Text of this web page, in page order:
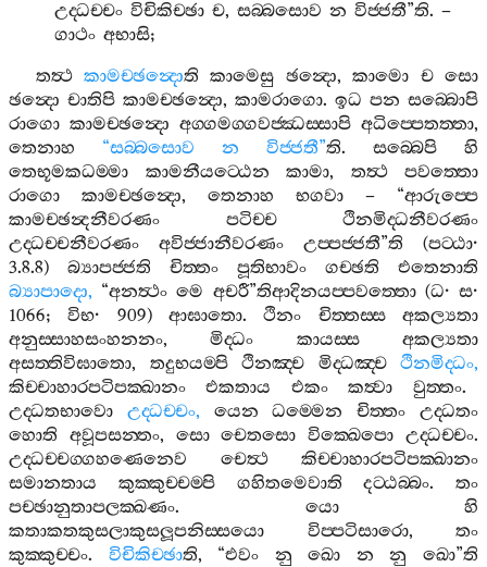
උද‍්ධච‍්චං විචිකිච‍්ඡා ච,සබ‍්බසොව න විජ‍්ජතී”ති. –
ගාථං අභාසි;
තත්‍ථ කාමච‍්ඡන්‍දොති කාමෙසු ඡන්‍දො,කාමො ච සො
ඡන්‍දො චාතිපි කාමච‍්ඡන්‍දො, කාමරාගො. ඉධ පන සබ‍්බොපි
රාගො කාමච‍්ඡන්‍දො අග‍්ගමග‍්ගවජ‍්ඣස‍්සාපි අධිප‍්පෙතත‍්තා,
තෙනාහ
“සබ‍්බසොව න විජ‍්ජතී”ති. සබ‍්බෙපි
හි
තෙභූමකධම‍්මා
කාමනීයට‍්ඨෙන කාමා, තත්‍ථ
පවත‍්තො
රාගො
කාමච‍්ඡන්‍දො, තෙනාහ භගවා – “ආරුප‍්පෙ
කාමච‍්ඡන්‍දනීවරණං
පටිච‍්ච
ථිනමිද‍්ධනීවරණං
උද‍්ධච‍්චනීවරණං
අවිජ‍්ජානීවරණං උප‍්පජ‍්ජතී”ති (පට‍්ඨා·
3.8.8) බ්‍යාපජ‍්ජති චිත‍්තං පූතිභාවං ගච‍්ඡති
එතෙනාති
බ්‍යාපාදො, “අනත්‍ථං මෙ අචරී”තිආදිනයප‍්පවත‍්තො(ධ·ස·
1066;විභ· 909)ආඝාතො.ථිනං චිත‍්තස‍්ස
අකල්‍යතා
අනුස‍්සාහසංහනනං,මිද‍්ධං කායස‍්ස
අකල්‍යතා
අසත‍්තිවිඝාතො, තදුභයම‍්පි ථිනඤ‍්ච මිද‍්ධඤ‍්ච ථිනමිද‍්ධං,
කිච‍්චාහාරපටිපක‍්ඛානං
එකතාය එකං කත්‍වා වුත‍්තං.
උද‍්ධතභාවො
උද‍්ධච‍්චං, යෙන ධම‍්මෙන චිත‍්තං
උද‍්ධතං
හොති
අවූපසන‍්තං, සො චෙතසො වික‍්ඛෙපො උද‍්ධච‍්චං.
උද‍්ධච‍්චග‍්ගහණෙනෙව
චෙත්‍ථ
කිච‍්චාහාරපටිපක‍්ඛානං
සමානතාය
කුක‍්කුච‍්චම‍්පි ගහිතමෙවාති දට‍්ඨබ‍්බං. තං
පච‍්ඡානුතාපලක‍්ඛණං. යො
හි
කතාකතකුසලාකුසලූපනිස‍්සයො
විප‍්පටිසාරො, තං
කුක‍්කුච‍්චං. විචිකිච‍්ඡාති, “එවං නු ඛො න නු ඛො”ති